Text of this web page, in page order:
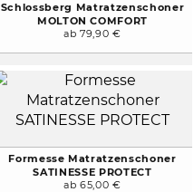
Schlossberg Matratzenschoner
MOLTON COMFORT
ab 79,90 €
Formesse Matratzenschoner
SATINESSE PROTECT
ab 65,00 €